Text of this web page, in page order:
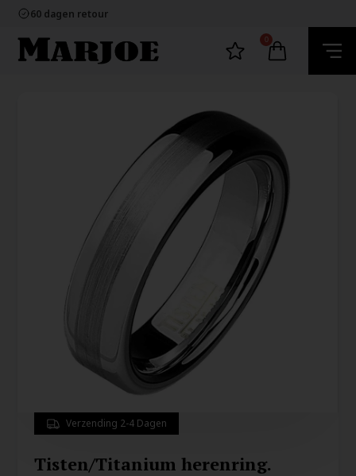
60 dagen retour
Ecommerce Europe
100% nikkelvrij sieraden
60 dagen retour
0
Verzending 2-4 Dagen
Tisten/Titanium herenring.